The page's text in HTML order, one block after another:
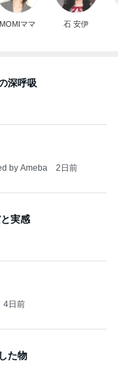
MOMIママ 石 安伊
深呼吸
by Ameba 2日前
実感
4日前
た物